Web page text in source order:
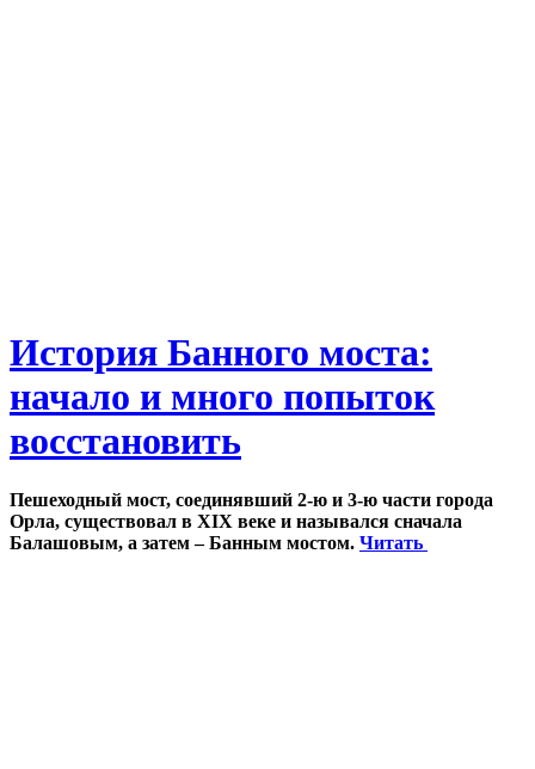
История Банного моста:
начало и много попыток
восстановить
Пешеходный мост, соединявший 2-ю и 3-ю части города
Орла, существовал в XIX веке и назывался сначала
Балашовым, а затем – Банным мостом. Читать